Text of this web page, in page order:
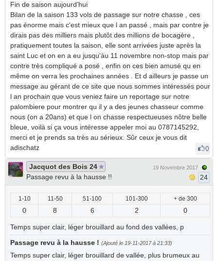
Fin de saison aujourd'hui
Bilan de la saison 133 vols de passage sur notre chasse , ces
pas énorme mais c'est mieux que l an passé , mais par contre je
dirais pas des milliers mais plutôt des millions de bocagère ,
pratiquement toutes la saison, elle sont arrivées juste après la
saint Luc et on en a eu jusqu'àu 11 novembre non-stop mais par
contre très compliqué a posé , enfin on ces bien amusé qu en
même on verra les prochaines années . Et d ailleurs je passe un
message au gérant de ce site que nous sommes intéressés pour
l an prochain que vous veniez faire un reportage sur notre
palombiere pour montrer qu il y a des jeunes chasseur comme
nous (on a 20ans) et que l on chasse respectueuses nôtre belle
bleue, voilà si ça vous intéresse appeler moi au 0787145292,
merci et je prends sa très au sérieux. Sûr ceux je vous dit
adischatz
0
Jacquot des Bois 24
Passage revu à la hausse !!
19 Novembre 2017
24
1-10 11-50 51-100 101-300 + de 300
0 8 6 2 0
Temps super clair, léger brouillard au fond des vallées, p
Passage revu à la hausse ! (Ajouté le 19-11-2017 à 21:33)
Temps super clair, léger brouillard de vallée, plus brumeux au